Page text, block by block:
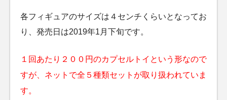
各フィギュアのサイズは４センチくらいとなってお
り、発売日は2019年1月下旬です。
１回あたり２００円のカプセルトイという形なので
すが、ネットで全５種類セットが取り扱われていま
す。